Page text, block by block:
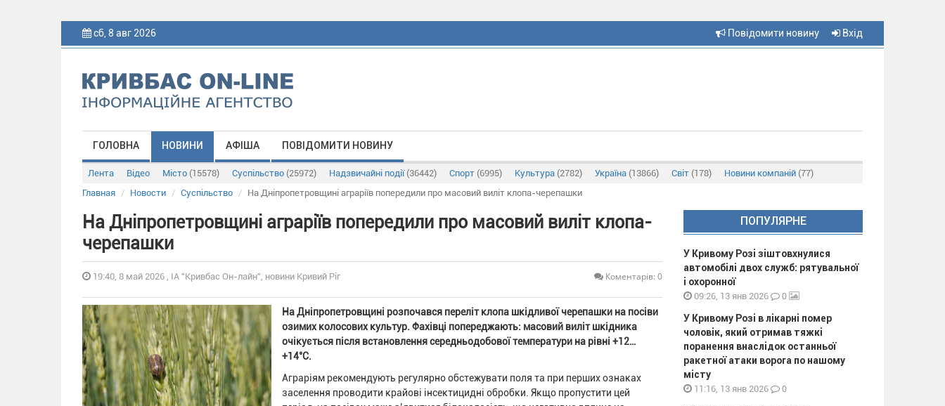
сб, 8 авг 2026 Повідомити новину Вхід
ГОЛОВНА НОВИНИ АФІША ПОВІДОМИТИ НОВИНУ
Лента Відео Місто (15578) Суспільство (25972) Надзвичайні події (36442) Спорт (6995) Культура (2782) Україна (13866) Світ (178) Новини компаній (77)
Главная
Новости Суспільство На Дніпропетровщині аграріїв попередили про масовий виліт клопа-черепашки
На Дніпропетровщині аграріїв попередили про масовий виліт клопа-
черепашки
19:40, 8 май 2026 , ІА "Кривбас Он-лайн", новини Кривий Ріг Коментарів: 0
На Дніпропетровщині розпочався переліт клопа шкідливої черепашки на посіви
озимих колосових культур. Фахівці попереджають: масовий виліт шкідника
очікується після встановлення середньодобової температури на рівні +12…
+14°C.
Аграріям рекомендують регулярно обстежувати поля та при перших ознаках
заселення проводити крайові інсектицидні обробки. Якщо пропустити цей
ПОПУЛЯРНЕ
У Кривому Розі зіштовхнулися
автомобілі двох служб: рятувальної
і охоронної
09:26, 13 янв 2026 0
У Кривому Розі в лікарні помер
чоловік, який отримав тяжкі
поранення внаслідок останньої
ракетної атаки ворога по нашому
місту
11:16, 13 янв 2026 0